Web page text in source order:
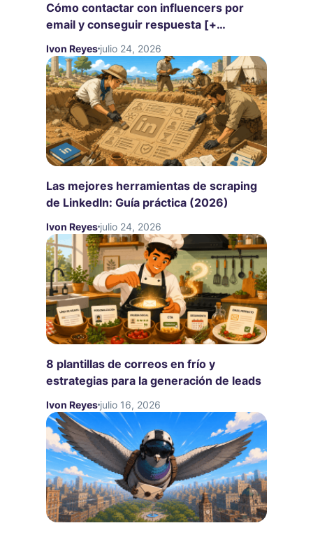
Cómo contactar con influencers por
email y conseguir respuesta [+
plantillas gratuitas]
Ivon Reyes julio 24, 2026
Las mejores herramientas de scraping
de LinkedIn: Guía práctica (2026)
Ivon Reyes julio 24, 2026
8 plantillas de correos en frío y
estrategias para la generación de leads
Ivon Reyes julio 16, 2026